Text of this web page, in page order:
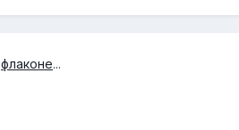
флаконе...